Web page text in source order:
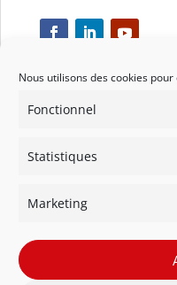
Nous utilisons des cookies
Fonctionnel
Statistiques
Marketing
Respect
Engagement
Qualité